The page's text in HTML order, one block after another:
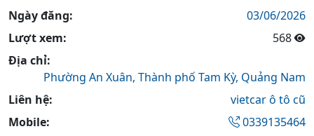
Ngày đăng:
03/06/2026
Lượt xem:
568
Địa chỉ:
Phường An Xuân, Thành phố Tam Kỳ, Quảng Nam
Liên hệ:
vietcar ô tô cũ
Mobile:
0339135464